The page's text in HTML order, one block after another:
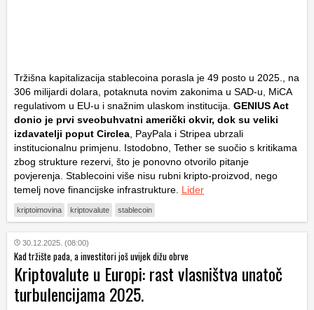
Tržišna kapitalizacija stablecoina porasla je 49 posto u 2025., na
306 milijardi dolara, potaknuta novim zakonima u SAD-u, MiCA
regulativom u EU-u i snažnim ulaskom institucija. GENIUS Act
donio je prvi sveobuhvatni američki okvir, dok su veliki
izdavatelji poput Circlea, PayPala i Stripea ubrzali
institucionalnu primjenu. Istodobno, Tether se suočio s kritikama
zbog strukture rezervi, što je ponovno otvorilo pitanje
povjerenja. Stablecoini više nisu rubni kripto-proizvod, nego
temelj nove financijske infrastrukture. Lider
kriptoimovina kriptovalute stablecoin
30.12.2025. (08:00)
Kad tržište pada, a investitori još uvijek dižu obrve
Kriptovalute u Europi: rast vlasništva unatoč
turbulencijama 2025.